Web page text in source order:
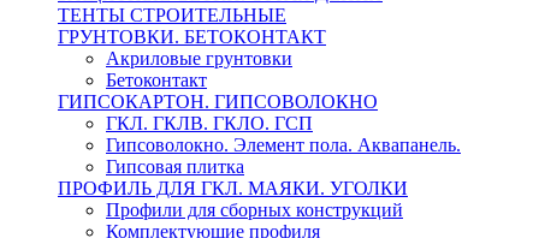
ТЕНТЫ СТРОИТЕЛЬНЫЕ
ГРУНТОВКИ. БЕТОКОНТАКТ
Акриловые грунтовки
Бетоконтакт
ГИПСОКАРТОН. ГИПСОВОЛОКНО
ГКЛ. ГКЛВ. ГКЛО. ГСП
Гипсоволокно. Элемент пола. Аквапанель.
Гипсовая плитка
ПРОФИЛЬ ДЛЯ ГКЛ. МАЯКИ. УГОЛКИ
Профили для сборных конструкций
Комплектующие профиля